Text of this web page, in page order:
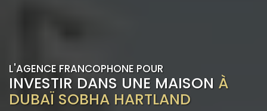
L'AGENCE FRANCOPHONE POUR
INVESTIR DANS UNE MAISON À
DUBAÏ SOBHA HARTLAND